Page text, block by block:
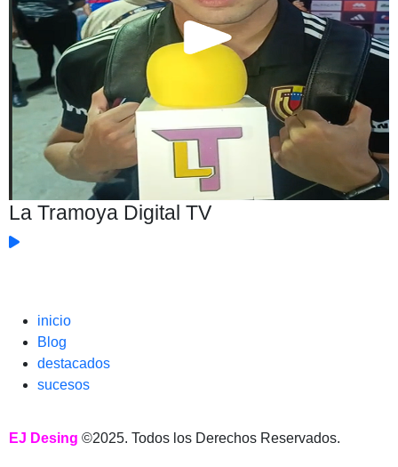
La Tramoya Digital TV
inicio
Blog
destacados
sucesos
EJ Desing ©2025. Todos los Derechos Reservados.